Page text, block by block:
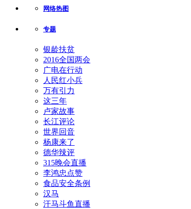
网络热图
专题
银龄扶贫
2016全国两会
广电在行动
人民红小兵
万有引力
这三年
卢家故事
长江评论
世界回音
杨康来了
德华辣评
315晚会直播
李鸿忠点赞
食品安全条例
汉马
汗马斗鱼直播